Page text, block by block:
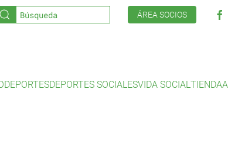
ÁREA SOCIOS
DEPORTESDEPORTES SOCIALESVIDA SOCIALTIENDA